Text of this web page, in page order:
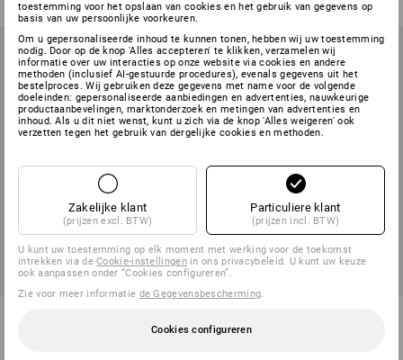
toestemming voor het opslaan van cookies en het gebruik van gegevens op
basis van uw persoonlijke voorkeuren.
Om u gepersonaliseerde inhoud te kunnen tonen, hebben wij uw toestemming
nodig. Door op de knop 'Alles accepteren' te klikken, verzamelen wij
informatie over uw interacties op onze website via cookies en andere
methoden (inclusief AI-gestuurde procedures), evenals gegevens uit het
bestelproces. Wij gebruiken deze gegevens met name voor de volgende
doeleinden: gepersonaliseerde aanbiedingen en advertenties, nauwkeurige
productaanbevelingen, marktonderzoek en metingen van advertenties en
inhoud. Als u dit niet wenst, kunt u zich via de knop 'Alles weigeren' ook
verzetten tegen het gebruik van dergelijke cookies en methoden.
Zakelijke klant
(prijzen excl. BTW)
Particuliere klant
(prijzen incl. BTW)
U kunt uw toestemming op elk moment met werking voor de toekomst
intrekken via deCookie-instellingenin ons privacybeleid. U kunt uw keuze
ook aanpassen onder “Cookies configureren”.
Zie voor meer informatie de Gegevensbescherming
Cookies configureren